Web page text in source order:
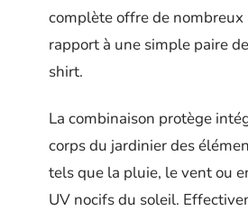
complète offre de nombreux
rapport à une simple paire
shirt.
La combinaison protège
corps du jardinier des
tels que la pluie, le vent ou
UV nocifs du soleil.